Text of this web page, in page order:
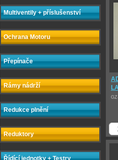
Multiventily + příslušenství
Ochrana Motoru
Přepínače
Rámy nádrží
Redukce plnění
Reduktory